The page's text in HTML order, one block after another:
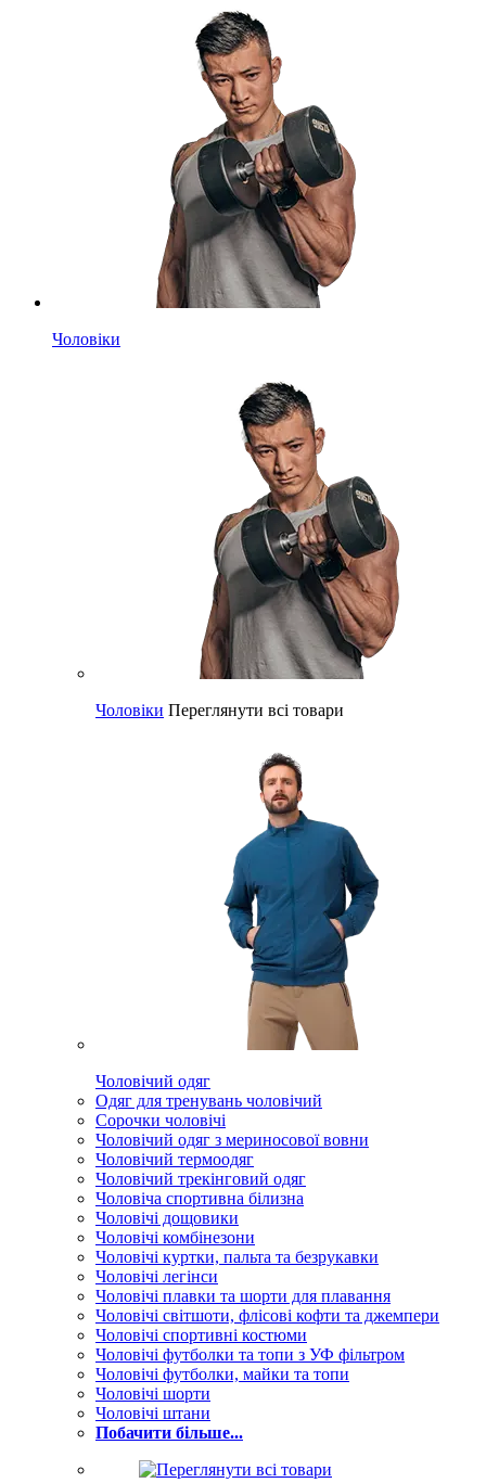
Чоловіки
Чоловіки Переглянути всі товари
Чоловічий одяг
Одяг для тренувань чоловічий
Сорочки чоловічі
Чоловічий одяг з мериносової вовни
Чоловічий термоодяг
Чоловічий трекінговий одяг
Чоловіча спортивна білизна
Чоловічі дощовики
Чоловічі комбінезони
Чоловічі куртки, пальта та безрукавки
Чоловічі легінси
Чоловічі плавки та шорти для плавання
Чоловічі світшоти, флісові кофти та джемпери
Чоловічі спортивні костюми
Чоловічі футболки та топи з УФ фільтром
Чоловічі футболки, майки та топи
Чоловічі шорти
Чоловічі штани
Побачити більше...